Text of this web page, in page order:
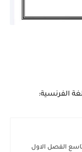
الفرنسية:
الفصل الاول